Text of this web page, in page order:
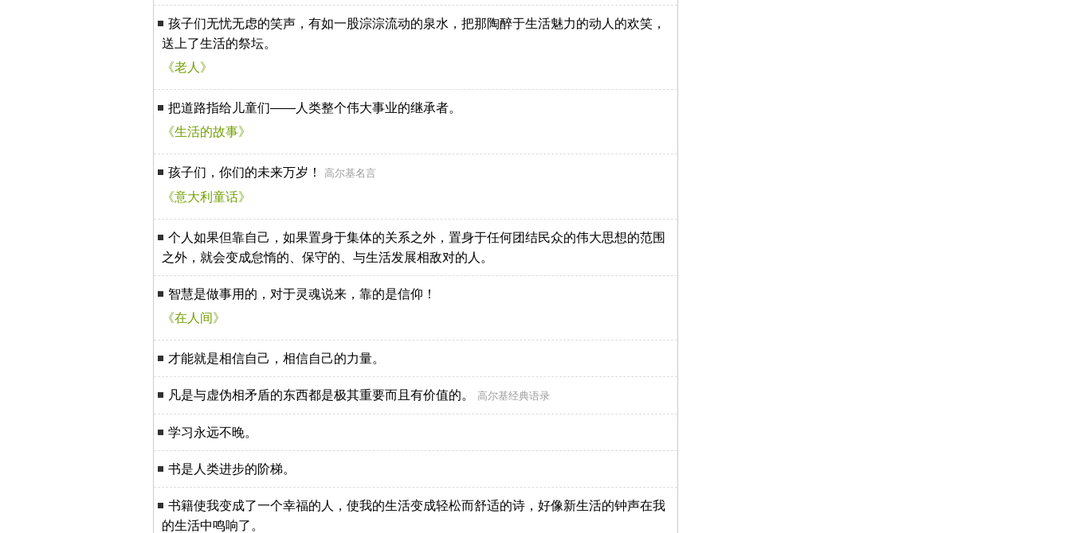
孩子们无忧无虑的笑声，有如一股淙淙流动的泉水，把那陶醉于生活魅力的动人的欢笑，
送上了生活的祭坛。
《老人》
把道路指给儿童们——人类整个伟大事业的继承者。
《生活的故事》
孩子们，你们的未来万岁！ 高尔基名言
《意大利童话》
个人如果但靠自己，如果置身于集体的关系之外，置身于任何团结民众的伟大思想的范围
之外，就会变成怠惰的、保守的、与生活发展相敌对的人。
智慧是做事用的，对于灵魂说来，靠的是信仰！
《在人间》
才能就是相信自己，相信自己的力量。
凡是与虚伪相矛盾的东西都是极其重要而且有价值的。 高尔基经典语录
学习永远不晚。
书是人类进步的阶梯。
书籍使我变成了一个幸福的人，使我的生活变成轻松而舒适的诗，好像新生活的钟声在我
的生活中鸣响了。